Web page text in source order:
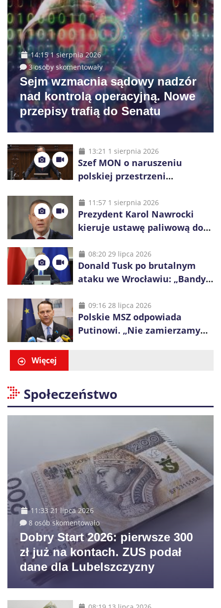
14:15 1 sierpnia 2026
3 osoby skomentowały
Sejm wzmacnia sądowy nadzór
nad kontrolą operacyjną. Nowe
przepisy trafią do Senatu
13:21 1 sierpnia 2026
Szef MON o naruszeniu
polskiej przestrzeni
zostałaby zestrzelona”
11:57 1 sierpnia 2026
Prezydent Karol Nawrocki
kieruje ustawę paliwową do
Ostrzega przed podwyżkami
08:20 29 lipca 2026
Donald Tusk po brutalnym
ataku we Wrocławiu: „Bandyci
polskich ulicach”
09:16 28 lipca 2026
Polskie MSZ odpowiada
Putinowi. „Nie zamierzamy
Więcej
Społeczeństwo
11:33 21 lipca 2026
8 osób skomentowało
Dobry Start 2026: pierwsze 300
zł już na kontach. ZUS podał
dane dla Lubelszczyzny